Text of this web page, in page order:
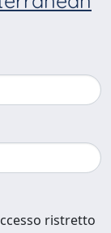
ristretto